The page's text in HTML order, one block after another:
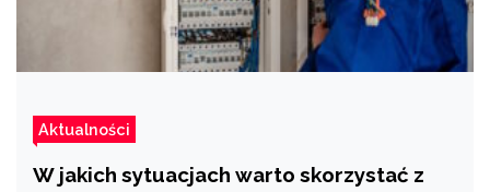
Aktualności
W jakich sytuacjach warto skorzystać z